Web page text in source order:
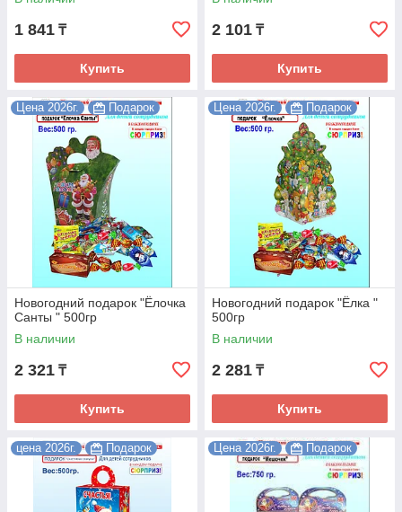
1 841 ₸
Купить
2 101 ₸
Купить
Цена 2026г. Подарок
Новогодний подарок "Ёлочка
Санты " 500гр
В наличии
2 321 ₸
Купить
Цена 2026г. Подарок
Новогодний подарок "Ёлка "
500гр
В наличии
2 281 ₸
Купить
цена 2026г. Подарок Цена 2026г. Подарок